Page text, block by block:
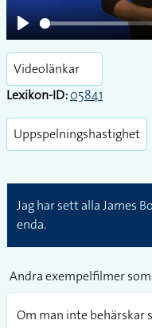
Play
Videolänkar
Lexikon-ID:05841
Uppspelningshastighet
Jag har sett alla James
enda.
Andra exempelfilmer
Om man inte behärskar